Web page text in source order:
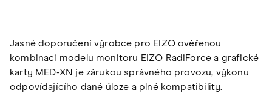
Jasné doporučení výrobce pro EIZO ověřenou
kombinaci modelu monitoru EIZO RadiForce a grafické
karty MED-XN je zárukou správného provozu, výkonu
odpovídajícího dané úloze a plné kompatibility.